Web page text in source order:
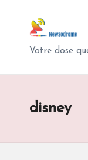
N
e
w
s
Votre dose
disney